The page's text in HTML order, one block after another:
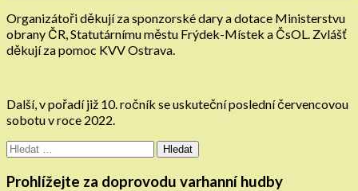
Organizátoři děkují za sponzorské dary a dotace Ministerstvu
obrany ČR, Statutárnímu městu Frýdek-Místek a ČsOL. Zvlášť
děkují za pomoc KVV Ostrava.
Další, v pořadí již 10. ročník se uskuteční poslední červencovou
sobotu v roce 2022.
Vyhledávání
Prohlížejte za doprovodu varhanní hudby